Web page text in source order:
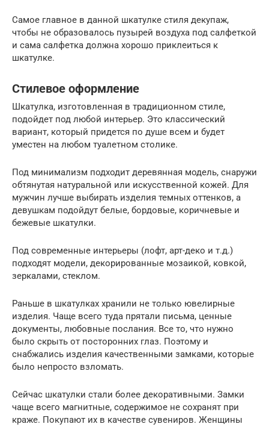
Самое главное в данной шкатулке стиля декупаж,
чтобы не образовалось пузырей воздуха под салфеткой
и сама салфетка должна хорошо приклеиться к
шкатулке.
Стилевое оформление
Шкатулка, изготовленная в традиционном стиле,
подойдет под любой интерьер. Это классический
вариант, который придется по душе всем и будет
уместен на любом туалетном столике.
Под минимализм подходит деревянная модель, снаружи
обтянутая натуральной или искусственной кожей. Для
мужчин лучше выбирать изделия темных оттенков, а
девушкам подойдут белые, бордовые, коричневые и
бежевые шкатулки.
Под современные интерьеры (лофт, арт-деко и т.д.)
подходят модели, декорированные мозаикой, ковкой,
зеркалами, стеклом.
Раньше в шкатулках хранили не только ювелирные
изделия. Чаще всего туда прятали письма, ценные
документы, любовные послания. Все то, что нужно
было скрыть от посторонних глаз. Поэтому и
снабжались изделия качественными замками, которые
было непросто взломать.
Сейчас шкатулки стали более декоративными. Замки
чаще всего магнитные, содержимое не сохранят при
краже. Покупают их в качестве сувениров. Женщины